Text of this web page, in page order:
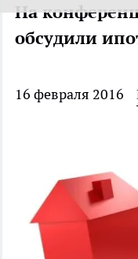
На
обсудили
16 февраля 2016